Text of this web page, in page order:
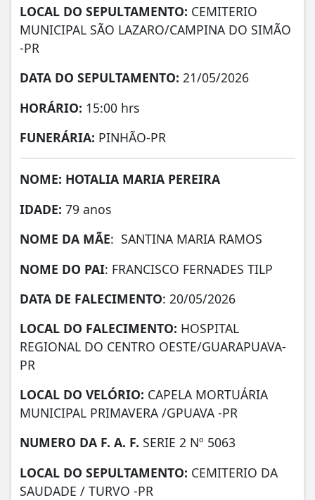
LOCAL DO SEPULTAMENTO: CEMITERIO
MUNICIPAL SÃO LAZARO/CAMPINA DO SIMÃO
-PR
DATA DO SEPULTAMENTO: 21/05/2026
HORÁRIO: 15:00 hrs
FUNERÁRIA: PINHÃO-PR
NOME: HOTALIA MARIA PEREIRA
IDADE: 79 anos
NOME DA MÃE: SANTINA MARIA RAMOS
NOME DO PAI: FRANCISCO FERNADES TILP
DATA DE FALECIMENTO: 20/05/2026
LOCAL DO FALECIMENTO: HOSPITAL
REGIONAL DO CENTRO OESTE/GUARAPUAVA-
PR
LOCAL DO VELÓRIO: CAPELA MORTUÁRIA
MUNICIPAL PRIMAVERA /GPUAVA -PR
NUMERO DA F. A. F. SERIE 2 Nº 5063
LOCAL DO SEPULTAMENTO: CEMITERIO DA
SAUDADE / TURVO -PR